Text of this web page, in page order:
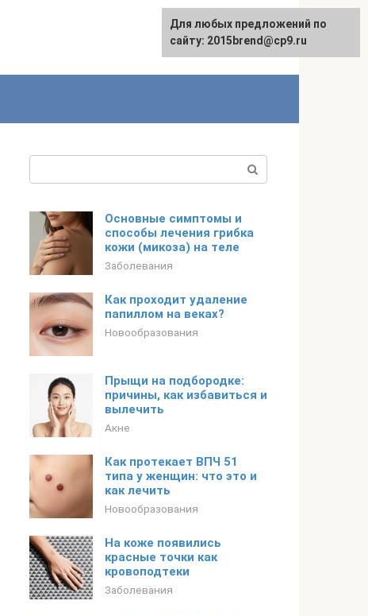
Основные симптомы и
способы лечения грибка
кожи (микоза) на теле
Заболевания
Как проходит удаление
папиллом на веках?
Новообразования
Прыщи на подбородке:
причины, как избавиться и
вылечить
Акне
Как протекает ВПЧ 51
типа у женщин: что это и
как лечить
Новообразования
На коже появились
красные точки как
кровоподтеки
Заболевания
Для любых предложений по
сайту: 2015brend@cp9.ru